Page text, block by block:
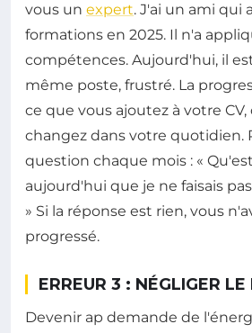
vous un expert. J'ai un ami qui
formations en 2025. Il n'a
compétences. Aujourd'hui, il
même poste, frustré. La
ce que vous ajoutez à votre
changez dans votre quotidien.
question chaque mois : «
aujourd'hui que je ne faisais
» Si la réponse est rien, vous
progressé.
ERREUR 3 : NÉGLIGER
Devenir ap demande de